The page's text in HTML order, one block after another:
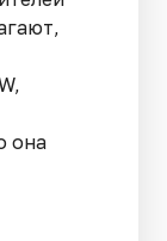
она